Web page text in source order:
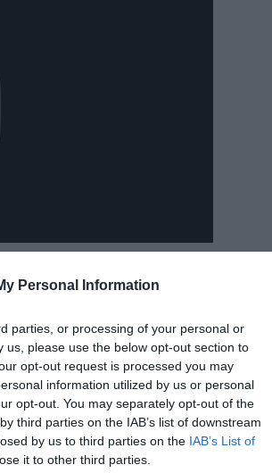
Personal Information
parties, or processing of your personal or
please use the below opt-out section to
opt-out request is processed you may
information utilized by us or personal
opt-out. You may separately opt-out of the
third parties on the IAB’s list of downstream
by us to third parties on the IAB’s List of
it to other third parties.